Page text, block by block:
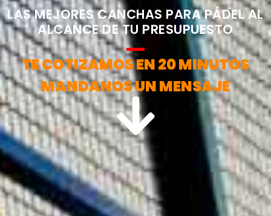
LAS MEJORES CANCHAS PARA PÁDEL AL
ALCANCE DE TU PRESUPUESTO
TE COTIZAMOS EN 20 MINUTOS
MANDANOS UN MENSAJE